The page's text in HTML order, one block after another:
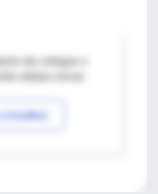
de colegas o
IntraMed